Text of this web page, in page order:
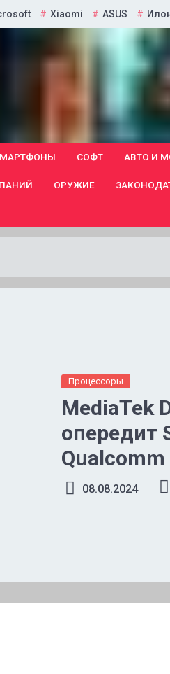
Xiaomi ASUS
СОФТ АВТО И
ОРУЖИЕ
Процессоры
MediaTek
опередит
Qualcomm
08.08.2024